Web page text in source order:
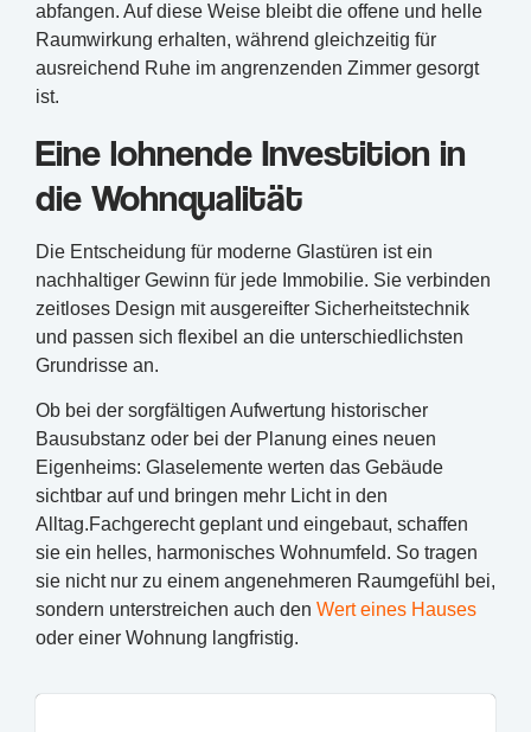
abfangen. Auf diese Weise bleibt die offene und helle
Raumwirkung erhalten, während gleichzeitig für
ausreichend Ruhe im angrenzenden Zimmer gesorgt
ist.
Eine lohnende Investition in
die Wohnqualität
Die Entscheidung für moderne Glastüren ist ein
nachhaltiger Gewinn für jede Immobilie. Sie verbinden
zeitloses Design mit ausgereifter Sicherheitstechnik
und passen sich flexibel an die unterschiedlichsten
Grundrisse an.
Ob bei der sorgfältigen Aufwertung historischer
Bausubstanz oder bei der Planung eines neuen
Eigenheims: Glaselemente werten das Gebäude
sichtbar auf und bringen mehr Licht in den
Alltag.Fachgerecht geplant und eingebaut, schaffen
sie ein helles, harmonisches Wohnumfeld. So tragen
sie nicht nur zu einem angenehmeren Raumgefühl bei,
sondern unterstreichen auch den Wert eines Hauses
oder einer Wohnung langfristig.